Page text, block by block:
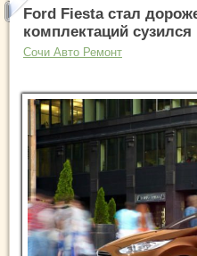
Ford Fiesta стал
комплектаций сузился
Сочи Авто Ремонт